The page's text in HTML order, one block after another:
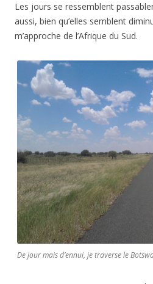
Les jours se ressemblent
aussi, bien qu’elles semblent
m’approche de l’Afrique du Sud.
De jour mais d’ennui, je traverse le